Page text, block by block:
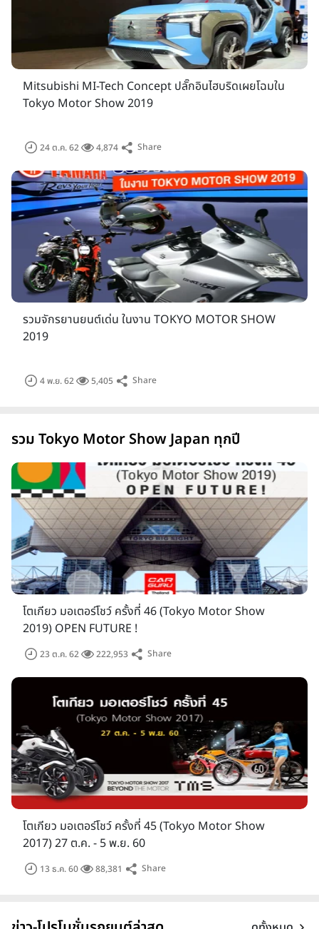
พื้นที่จัดงานหลายโซนเปิดให้เข้าฟรี
พื้นที่หลายโซนในงานโตเกียวมอเตอร์โชว์ปีนี้เปิดให้เข้าชมฟรี เพื่อ
ดึงดูดให้ผู้เข้าชมให้มาเพลิดเพลินกับมหกรรมยานยนต์และกิจกรรม
ต่าง ๆ ในงานมากขึ้น
พบกับรถหลากหลายรุ่นจากผู้ผลิตรถยนต์ชั้นนำต่างๆ พร้อมกับผู้
ผลิตจักรยานยนต์ระดับโลก รวมทั้งอุปกรณ์ตกแต่งชั้นนำ นอกจาก
ซูบารุ, ไดฮัทสุ, โตโยต้า, อีซูซุ, นิสสัน, มาสด้า, เลกซัส, และ
Mitsubishi MI-Tech Concept ปลั๊กอินไฮบริดเผยโฉมใน
Tokyo Motor Show 2019
24 ต.ค. 62 4,874 Share
รวมจักรยานยนต์เด่น ในงาน TOKYO MOTOR SHOW
2019
4 พ.ย. 62 5,405 Share
รวม Tokyo Motor Show Japan ทุกปี
โตเกียว มอเตอร์โชว์ ครั้งที่ 46 (Tokyo Motor Show
2019) OPEN FUTURE !
23 ต.ค. 62 222,953 Share
โตเกียว มอเตอร์โชว์ ครั้งที่ 45 (Tokyo Motor Show
2017) 27 ต.ค. - 5 พ.ย. 60
13 ธ.ค. 60 88,381 Share